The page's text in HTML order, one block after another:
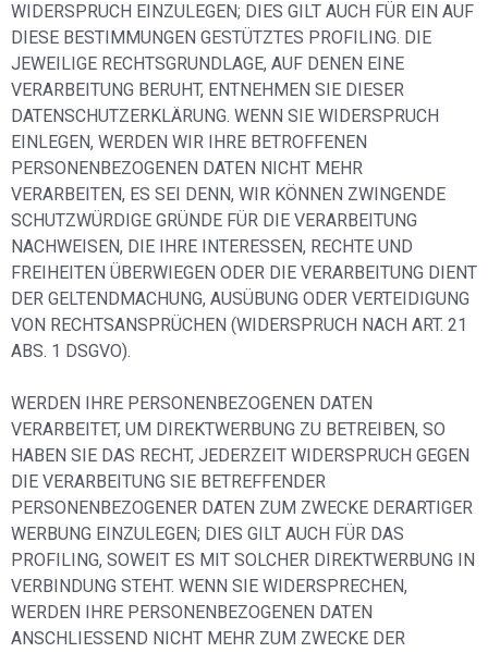
WIDERSPRUCH EINZULEGEN; DIES GILT AUCH FÜR EIN AUF
DIESE BESTIMMUNGEN GESTÜTZTES PROFILING. DIE
JEWEILIGE RECHTSGRUNDLAGE, AUF DENEN EINE
VERARBEITUNG BERUHT, ENTNEHMEN SIE DIESER
DATENSCHUTZERKLÄRUNG. WENN SIE WIDERSPRUCH
EINLEGEN, WERDEN WIR IHRE BETROFFENEN
PERSONENBEZOGENEN DATEN NICHT MEHR
VERARBEITEN, ES SEI DENN, WIR KÖNNEN ZWINGENDE
SCHUTZWÜRDIGE GRÜNDE FÜR DIE VERARBEITUNG
NACHWEISEN, DIE IHRE INTERESSEN, RECHTE UND
FREIHEITEN ÜBERWIEGEN ODER DIE VERARBEITUNG DIENT
DER GELTENDMACHUNG, AUSÜBUNG ODER VERTEIDIGUNG
VON RECHTSANSPRÜCHEN (WIDERSPRUCH NACH ART. 21
ABS. 1 DSGVO).
WERDEN IHRE PERSONENBEZOGENEN DATEN
VERARBEITET, UM DIREKTWERBUNG ZU BETREIBEN, SO
HABEN SIE DAS RECHT, JEDERZEIT WIDERSPRUCH GEGEN
DIE VERARBEITUNG SIE BETREFFENDER
PERSONENBEZOGENER DATEN ZUM ZWECKE DERARTIGER
WERBUNG EINZULEGEN; DIES GILT AUCH FÜR DAS
PROFILING, SOWEIT ES MIT SOLCHER DIREKTWERBUNG IN
VERBINDUNG STEHT. WENN SIE WIDERSPRECHEN,
WERDEN IHRE PERSONENBEZOGENEN DATEN
ANSCHLIESSEND NICHT MEHR ZUM ZWECKE DER